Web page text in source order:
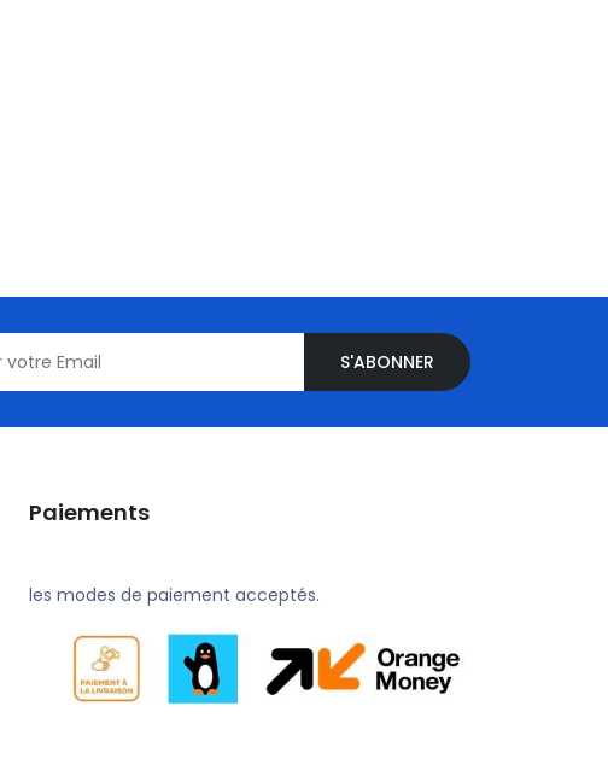
S'ABONNER
Paiements
les modes de paiement acceptés.